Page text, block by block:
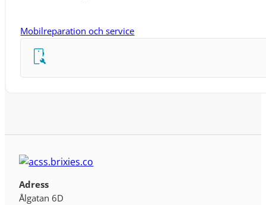
Mobilreparation och service
Adress
Ålgatan 6D